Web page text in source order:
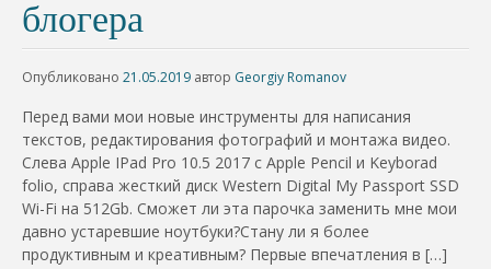
блогера
Опубликовано 21.05.2019 автор Georgiy Romanov
Перед вами мои новые инструменты для написания
текстов, редактирования фотографий и монтажа видео.
Слева Apple IPad Pro 10.5 2017 с Apple Pencil и Keyborad
folio, справа жесткий диск Western Digital My Passport SSD
Wi-Fi на 512Gb. Сможет ли эта парочка заменить мне мои
давно устаревшие ноутбуки?Стану ли я более
продуктивным и креативным? Первые впечатления в […]